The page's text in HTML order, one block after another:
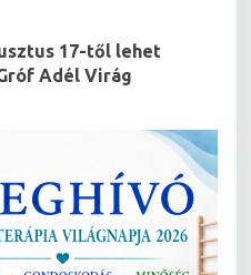
17-től lehet
Adél Virág